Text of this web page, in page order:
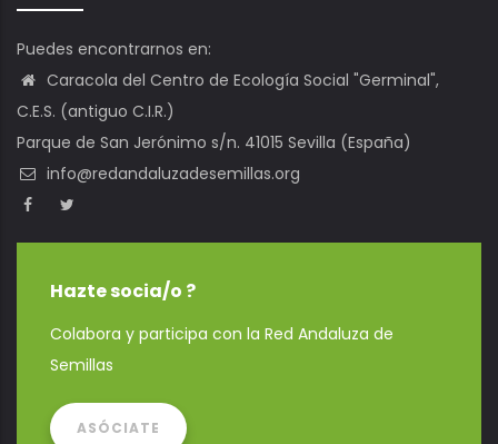
Puedes encontrarnos en:
Caracola del Centro de Ecología Social "Germinal",
C.E.S. (antiguo C.I.R.)
Parque de San Jerónimo s/n. 41015 Sevilla (España)
info@redandaluzadesemillas.org
Hazte socia/o ?
Colabora y participa con la Red Andaluza de
Semillas
ASÓCIATE